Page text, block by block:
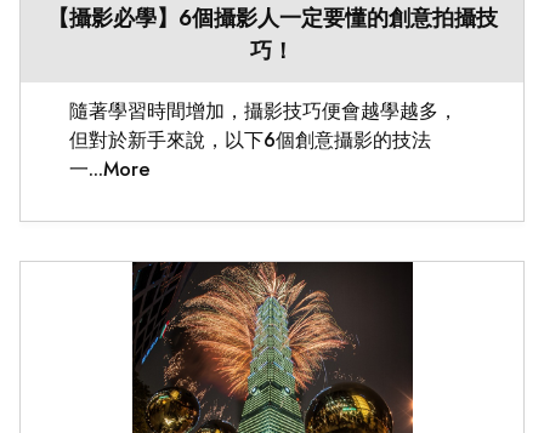
【攝影必學】6個攝影人一定要懂的創意拍攝技
巧！
隨著學習時間增加，攝影技巧便會越學越多，
但對於新手來說，以下6個創意攝影的技法
一...More